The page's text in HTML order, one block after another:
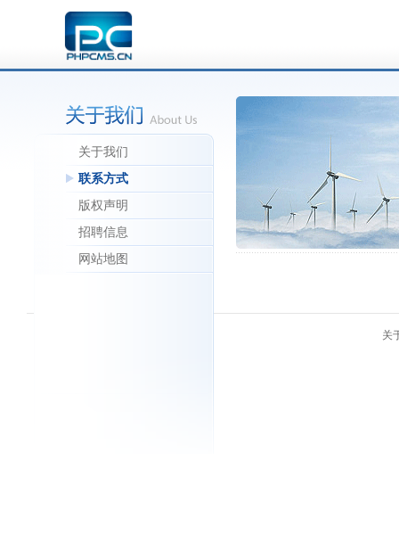
关于我们
联系方式
版权声明
招聘信息
网站地图
关